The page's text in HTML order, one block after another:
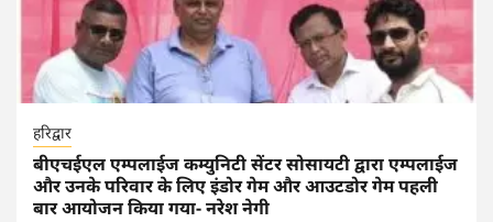
हरिद्वार
बीएचईएल एम्पलाईज कम्युनिटी सेंटर सोसायटी द्वारा एम्पलाईज
और उनके परिवार के लिए इंडोर गेम और आउटडोर गेम पहली
बार आयोजन किया गया- नरेश नेगी